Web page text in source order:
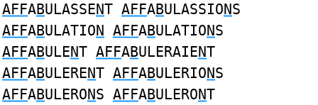
AFFABULASSENT AFFABULASSIONS
AFFABULATION AFFABULATIONS
AFFABULENT AFFABULERAIENT
AFFABULERENT AFFABULERIONS
AFFABULERONS AFFABULERONT